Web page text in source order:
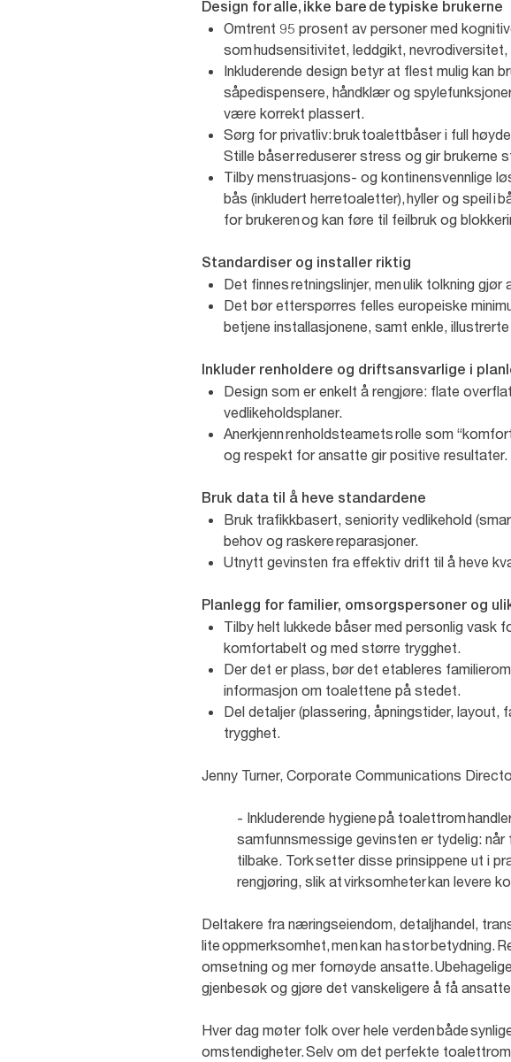
Design for alle, ikke bare de typiske brukerne
Omtrent 95 prosent av personer med
som hudsensitivitet, leddgikt,
Inkluderende design betyr at flest mulig kan
såpedispensere, håndklær og
være korrekt plassert.
Sørg for privatliv: bruk toalettbåser i full
Stille båser reduserer stress og gir brukerne
Tilby menstruasjons- og kontinensvennlige
bås (inkludert herretoaletter), hyller og speil i
for brukeren og kan føre til feilbruk og
Standardiser og installer riktig
Det finnes retningslinjer, men ulik tolkning
Det bør etterspørres felles europeiske
betjene installasjonene, samt enkle,
Inkluder renholdere og driftsansvarlige i
Design som er enkelt å rengjøre: flate
vedlikeholdsplaner.
Anerkjenn renholdsteamets rolle som
og respekt for ansatte gir positive resultater.
Bruk data til å heve standardene
Bruk trafikkbasert, seniority vedlikehold
behov og raskere reparasjoner.
Utnytt gevinsten fra effektiv drift til å heve
Planlegg for familier, omsorgspersoner og
Tilby helt lukkede båser med personlig vask
komfortabelt og med større trygghet.
Der det er plass, bør det etableres
informasjon om toalettene på stedet.
Del detaljer (plassering, åpningstider,
trygghet.
Jenny Turner, Corporate Communications
- Inkluderende hygiene på toalettrom
samfunnsmessige gevinsten er tydelig:
tilbake. Tork setter disse prinsippene ut i
rengjøring, slik at virksomheter kan levere
Deltakere fra næringseiendom, detaljhandel,
lite oppmerksomhet, men kan ha stor betydning.
omsetning og mer fornøyde ansatte.
gjenbesøk og gjøre det vanskeligere å få
Hver dag møter folk over hele verden både
omstendigheter. Selv om det perfekte